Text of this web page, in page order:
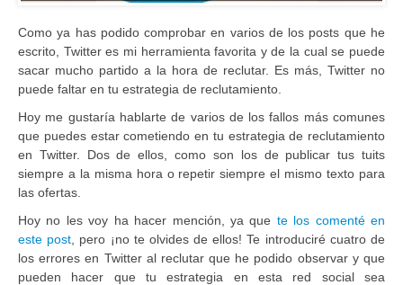
Como ya has podido comprobar en varios de los posts que he
escrito, Twitter es mi herramienta favorita y de la cual se puede
sacar mucho partido a la hora de reclutar. Es más, Twitter no
puede faltar en tu estrategia de reclutamiento.
Hoy me gustaría hablarte de varios de los fallos más comunes
que puedes estar cometiendo en tu estrategia de reclutamiento
en Twitter. Dos de ellos, como son los de publicar tus tuits
siempre a la misma hora o repetir siempre el mismo texto para
las ofertas.
Hoy no les voy ha hacer mención, ya que te los comenté en
este post , pero ¡no te olvides de ellos! Te introduciré cuatro de
los errores en Twitter al reclutar que he podido observar y que
pueden hacer que tu estrategia en esta red social sea